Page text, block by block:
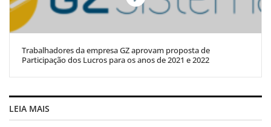
Trabalhadores da empresa GZ aprovam proposta de
Participação dos Lucros para os anos de 2021 e 2022
LEIA MAIS